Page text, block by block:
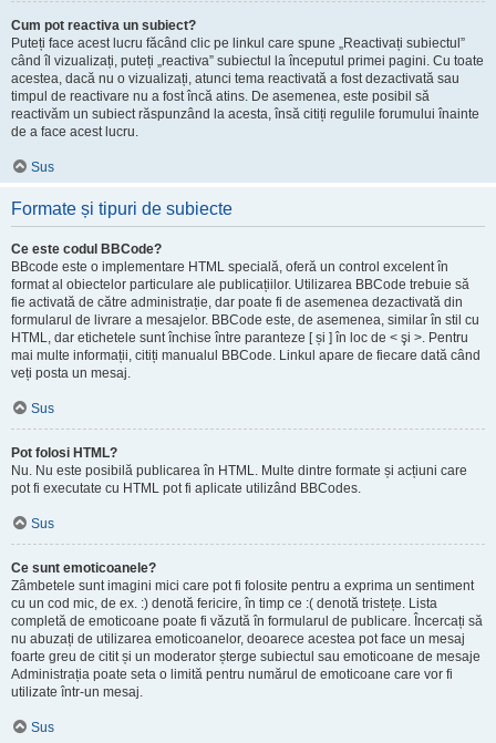
Cum pot reactiva un subiect?
Puteți face acest lucru făcând clic pe linkul care spune „Reactivați subiectul”
când îl vizualizați, puteți „reactiva” subiectul la începutul primei pagini. Cu toate
acestea, dacă nu o vizualizați, atunci tema reactivată a fost dezactivată sau
timpul de reactivare nu a fost încă atins. De asemenea, este posibil să
reactivăm un subiect răspunzând la acesta, însă citiți regulile forumului înainte
de a face acest lucru.
Sus
Formate și tipuri de subiecte
Ce este codul BBCode?
BBcode este o implementare HTML specială, oferă un control excelent în
format al obiectelor particulare ale publicațiilor. Utilizarea BBCode trebuie să
fie activată de către administrație, dar poate fi de asemenea dezactivată din
formularul de livrare a mesajelor. BBCode este, de asemenea, similar în stil cu
HTML, dar etichetele sunt închise între paranteze [ și ] în loc de < şi >. Pentru
mai multe informații, citiți manualul BBCode. Linkul apare de fiecare dată când
veți posta un mesaj.
Sus
Pot folosi HTML?
Nu. Nu este posibilă publicarea în HTML. Multe dintre formate și acțiuni care
pot fi executate cu HTML pot fi aplicate utilizând BBCodes.
Sus
Ce sunt emoticoanele?
Zâmbetele sunt imagini mici care pot fi folosite pentru a exprima un sentiment
cu un cod mic, de ex. :) denotă fericire, în timp ce :( denotă tristețe. Lista
completă de emoticoane poate fi văzută în formularul de publicare. Încercați să
nu abuzați de utilizarea emoticoanelor, deoarece acestea pot face un mesaj
foarte greu de citit și un moderator șterge subiectul sau emoticoane de mesaje
Administrația poate seta o limită pentru numărul de emoticoane care vor fi
utilizate într-un mesaj.
Sus